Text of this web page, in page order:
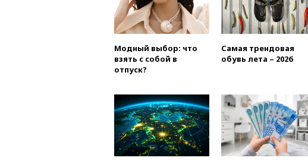
Модный выбор: что
взять с собой в
отпуск?
Самая трендовая
обувь лета – 2026